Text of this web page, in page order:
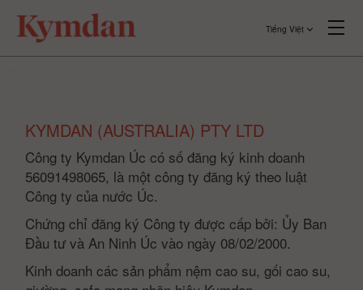
Tiếng Việt
KYMDAN (AUSTRALIA) PTY LTD
Công ty Kymdan Úc có số đăng ký kinh doanh
56091498065, là một công ty đăng ký theo luật
Công ty của nước Úc.
Chứng chỉ đăng ký Công ty được cấp bởi: Ủy Ban
Đầu tư và An Ninh Úc vào ngày 08/02/2000.
Kinh doanh các sản phẩm nệm cao su, gối cao su,